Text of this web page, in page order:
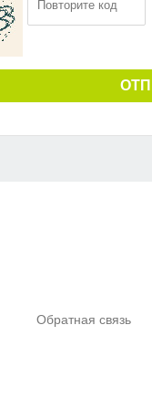
Обратная связь